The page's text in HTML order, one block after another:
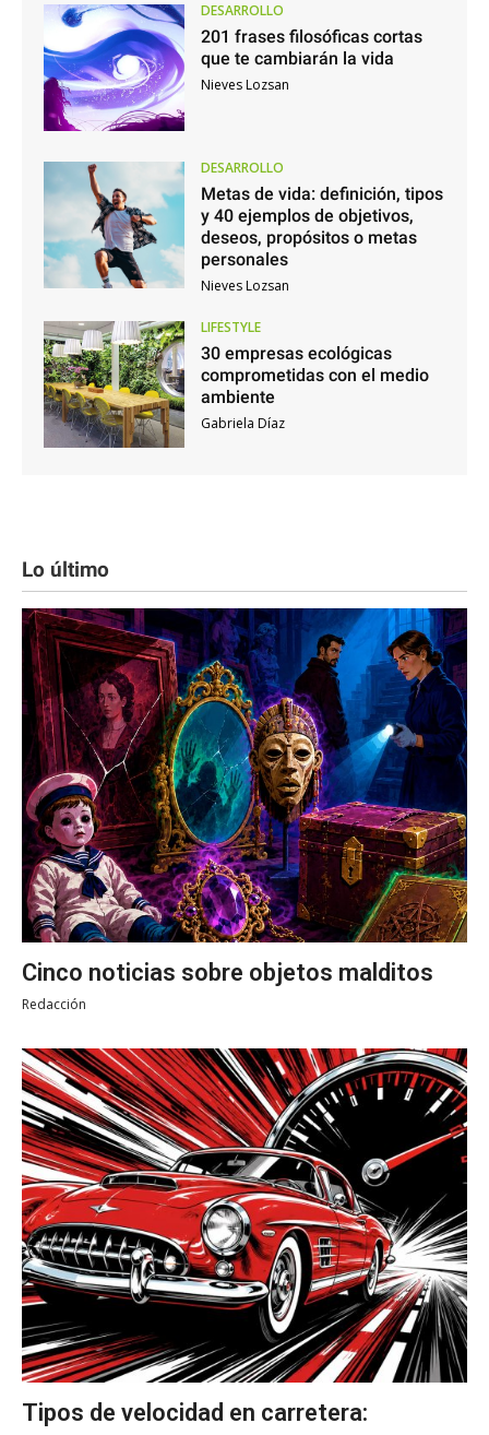
DESARROLLO
201 frases filosóficas cortas
que te cambiarán la vida
Nieves Lozsan
DESARROLLO
Metas de vida: definición, tipos
y 40 ejemplos de objetivos,
deseos, propósitos o metas
personales
Nieves Lozsan
LIFESTYLE
30 empresas ecológicas
comprometidas con el medio
ambiente
Gabriela Díaz
Lo último
Cinco noticias sobre objetos malditos
Redacción
Tipos de velocidad en carretera: